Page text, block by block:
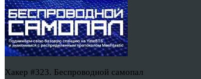
Хакер #323. Беспроводной самопал